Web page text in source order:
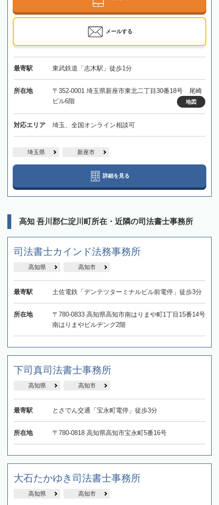
メールする
最寄駅 東武鉄道「志木駅」徒歩1分
所在地
〒352-0001 埼玉県新座市東北二丁目30番18号 尾崎
ビル6階
地図
対応エリア 埼玉、全国オンライン相談可
埼玉県 新座市
詳細を見る
高知 吾川郡仁淀川町所在・近隣の司法書士事務所
司法書士カインド法務事務所
高知県 高知市
最寄駅 土佐電鉄「デンテツターミナルビル前電停」徒歩3分
所在地
〒780-0833 高知県高知市南はりまや町1丁目15番14号
南はりまやビルヂング2階
下司真司法書士事務所
高知県 高知市
最寄駅 とさでん交通「宝永町電停」徒歩3分
所在地 〒780-0818 高知県高知市宝永町5番16号
大石たかゆき司法書士事務所
高知県 高知市